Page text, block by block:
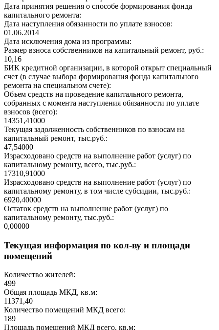
Дата принятия решения о способе формирования фонда
капитального ремонта:
Дата наступления обязанности по уплате взносов:
01.06.2014
Дата исключения дома из программы:
Размер взноса собственников на капитальный ремонт, руб.:
10,16
БИК кредитной организации, в которой открыт специальный
счет (в случае выбора формирования фонда капитального
ремонта на специальном счете):
Объем средств на проведение капитального ремонта,
собранных с момента наступления обязанности по уплате
взносов (всего):
14351,41000
Текущая задолженность собственников по взносам на
капитальный ремонт, тыс.руб.:
47,54000
Израсходовано средств на выполнение работ (услуг) по
капитальному ремонту, всего, тыс.руб.:
17310,91000
Израсходовано средств на выполнение работ (услуг) по
капитальному ремонту, в том числе субсидии, тыс.руб.:
6920,40000
Остаток средств на выполнение работ (услуг) по
капитальному ремонту, тыс.руб.:
0,00000
Текущая информация по кол-ву и площади
помещений
Количество жителей:
499
Общая площадь МКД, кв.м:
11371,40
Количество помещений МКД всего:
189
Площадь помещений МКД всего, кв.м: